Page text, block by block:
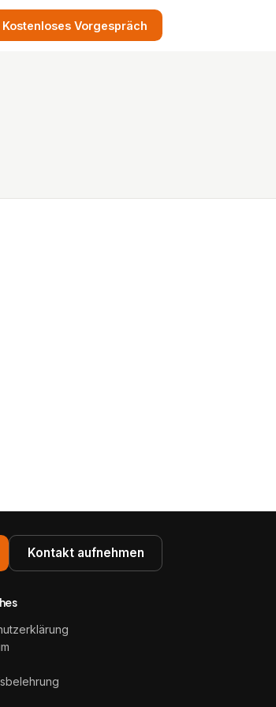
Kostenloses Vorgespräch
Kontakt aufnehmen